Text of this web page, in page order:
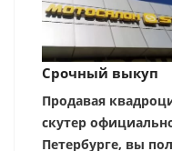
Срочный выкуп
Продавая
скутер
Петербурге, вы